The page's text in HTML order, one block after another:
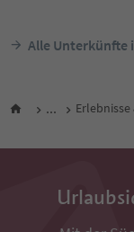
Alle Unterkünfte
... Erlebnisse